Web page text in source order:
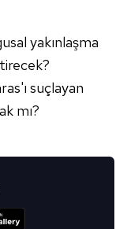
ve sitemizde
yakınlaşma
suçlayan
mı?